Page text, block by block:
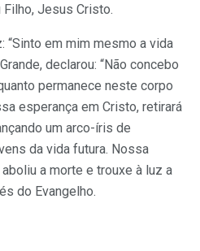
Jesus Cristo.
“Sinto em mim mesmo a vida
declarou: “Não concebo
permanece neste corpo
esperança em Cristo, retirará
um arco-íris de
da vida futura. Nossa
a morte e trouxe à luz a
do Evangelho.